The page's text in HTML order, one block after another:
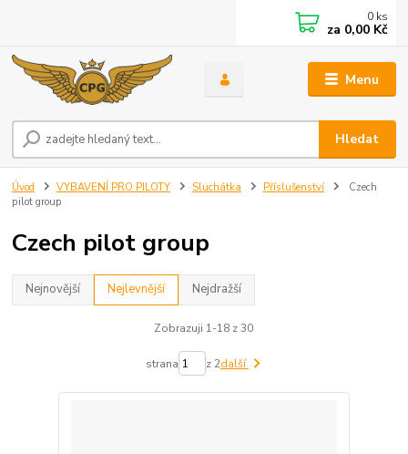
Menu
Hledat
0 ks
za 0,00 Kč
Úvod VYBAVENÍ PRO PILOTY Sluchátka Příslušenství
Czech
pilot group
Czech pilot group
Nejnovější Nejlevnější Nejdražší
Zobrazuji 1-18 z 30
strana z 2další